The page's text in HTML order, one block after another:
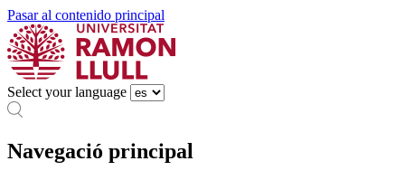
Pasar al contenido principal
Select your language
Navegació principal